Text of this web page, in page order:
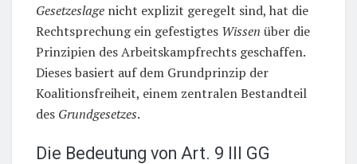
Gesetzeslage nicht explizit geregelt sind, hat die
Rechtsprechung ein gefestigtes Wissen über die
Prinzipien des Arbeitskampfrechts geschaffen.
Dieses basiert auf dem Grundprinzip der
Koalitionsfreiheit, einem zentralen Bestandteil
des Grundgesetzes.
Die Bedeutung von Art. 9 III GG